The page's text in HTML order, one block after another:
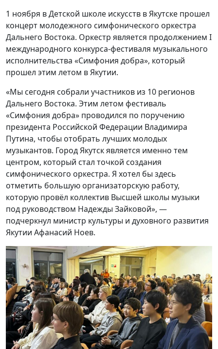
1 ноября в Детской школе искусств в Якутске прошел
концерт молодежного симфонического оркестра
Дальнего Востока. Оркестр является продолжением I
международного конкурса-фестиваля музыкального
исполнительства «Симфония добра», который
прошел этим летом в Якутии.
«Мы сегодня собрали участников из 10 регионов
Дальнего Востока. Этим летом фестиваль
«Симфония добра» проводился по поручению
президента Российской Федерации Владимира
Путина, чтобы отобрать лучших молодых
музыкантов. Город Якутск является именно тем
центром, который стал точкой создания
симфонического оркестра. Я хотел бы здесь
отметить большую организаторскую работу,
которую провёл коллектив Высшей школы музыки
под руководством Надежды Зайковой», —
подчеркнул министр культуры и духовного развития
Якутии Афанасий Ноев.